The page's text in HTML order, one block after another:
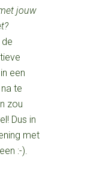
jouw
een
te
zou
Dus in
met
:-).